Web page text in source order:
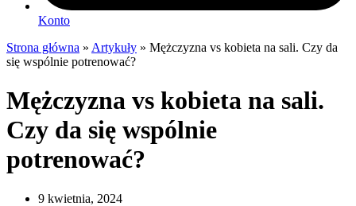
Konto
Strona główna » Artykuły » Mężczyzna vs kobieta na sali. Czy da
się wspólnie potrenować?
Mężczyzna vs kobieta na sali.
Czy da się wspólnie
potrenować?
9 kwietnia, 2024